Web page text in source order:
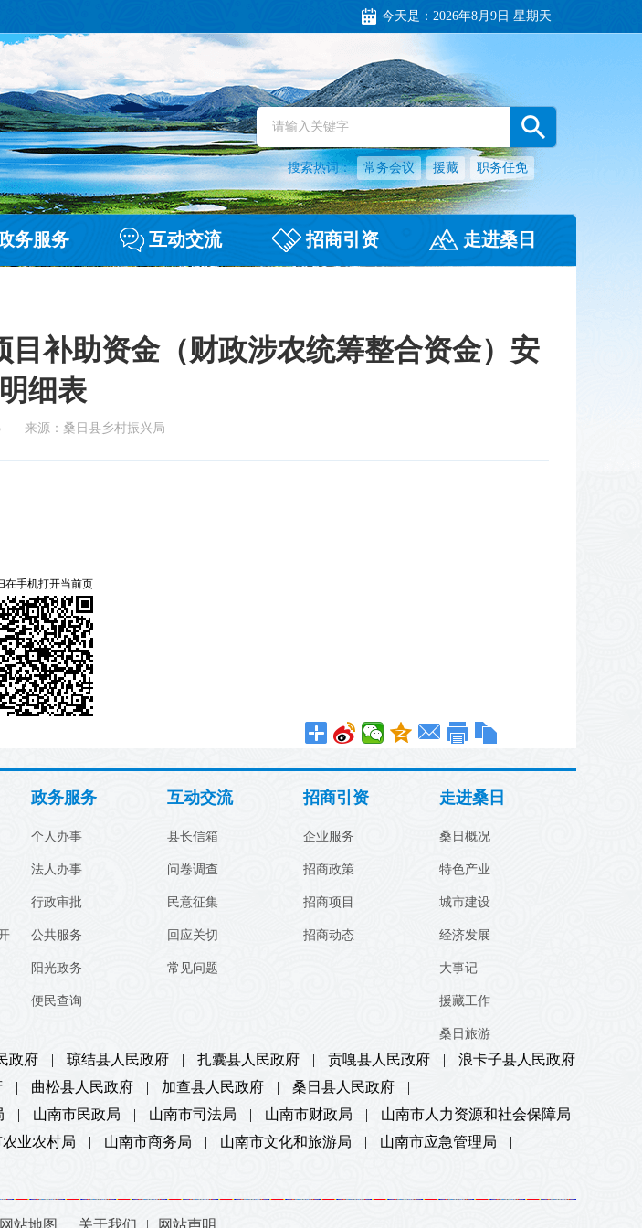
今天是： 2026年8月9日 星期天
搜索热词： 常务会议 援藏 职务任免
务服务 互动交流 招商引资 走进桑日
补助资金（财政涉农统筹整合资金）安
细表
来源：桑日县乡村振兴局
在手机打开当前页
政务服务
个人办事
法人办事
行政审批
公共服务
阳光政务
便民查询
互动交流
县长信箱
问卷调查
民意征集
回应关切
常见问题
招商引资
企业服务
招商政策
招商项目
招商动态
走进桑日
桑日概况
特色产业
城市建设
经济发展
大事记
援藏工作
桑日旅游
政府 | 琼结县人民政府 | 扎囊县人民政府 | 贡嘎县人民政府 |
浪卡子县人民政府
| 曲松县人民政府 | 加查县人民政府 | 桑日县人民政府
|
| 山南市民政局 | 山南市司法局 | 山南市财政局 |
山南市人力资源和社会保障局
业农村局 | 山南市商务局 | 山南市文化和旅游局 | 山南市应急管理局
|
网站地图 | 关于我们 | 网站声明